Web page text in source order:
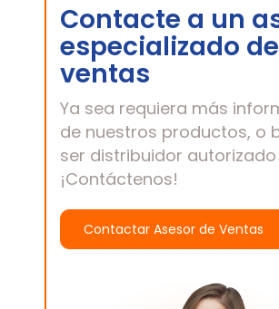
Contacte a un
especializado de
ventas
Ya sea requiera más
de nuestros productos, o
ser distribuidor autorizado
¡Contáctenos!
Contactar Asesor de Ventas